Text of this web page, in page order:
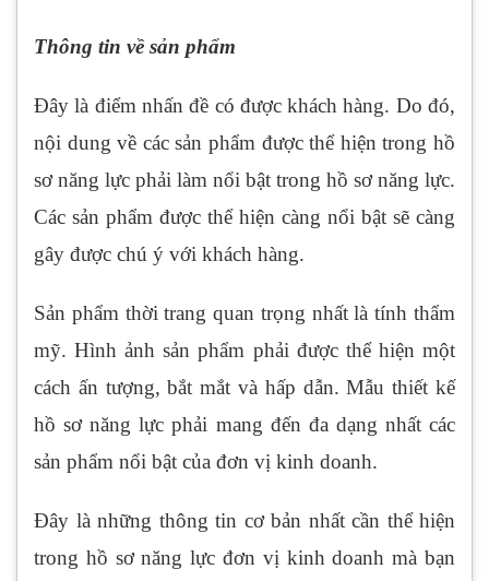
Thông tin về sản phẩm
Đây là điểm nhấn đề có được khách hàng. Do đó,
nội dung về các sản phẩm được thể hiện trong hồ
sơ năng lực phải làm nổi bật trong hồ sơ năng lực.
Các sản phẩm được thể hiện càng nổi bật sẽ càng
gây được chú ý với khách hàng.
Sản phẩm thời trang quan trọng nhất là tính thẩm
mỹ. Hình ảnh sản phẩm phải được thể hiện một
cách ấn tượng, bắt mắt và hấp dẫn. Mẫu thiết kế
hồ sơ năng lực phải mang đến đa dạng nhất các
sản phẩm nổi bật của đơn vị kinh doanh.
Đây là những thông tin cơ bản nhất cần thể hiện
trong hồ sơ năng lực đơn vị kinh doanh mà bạn